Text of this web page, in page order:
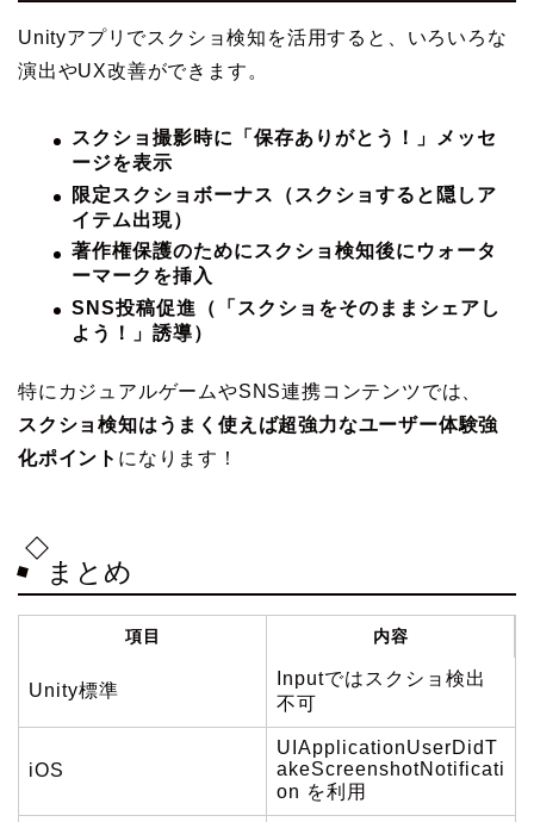
Unityアプリでスクショ検知を活用すると、いろいろな
演出やUX改善ができます。
スクショ撮影時に「保存ありがとう！」メッセ
ージを表示
限定スクショボーナス（スクショすると隠しア
イテム出現）
著作権保護のためにスクショ検知後にウォータ
ーマークを挿入
SNS投稿促進（「スクショをそのままシェアし
よう！」誘導）
特にカジュアルゲームやSNS連携コンテンツでは、
スクショ検知はうまく使えば超強力なユーザー体験強
化ポイント になります！
まとめ
項目 内容
Unity標準
Inputではスクショ検出
不可
iOS
UIApplicationUserDidT
akeScreenshotNotificati
on を利用